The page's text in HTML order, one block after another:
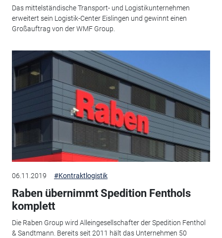
Das mittelständische Transport- und Logistikunternehmen
erweitert sein Logistik-Center Eislingen und gewinnt einen
Großauftrag von der WMF Group.
06.11.2019 #Kontraktlogistik
Raben übernimmt Spedition Fenthols
komplett
Die Raben Group wird Alleingesellschafter der Spedition Fenthol
& Sandtmann. Bereits seit 2011 hält das Unternehmen 50